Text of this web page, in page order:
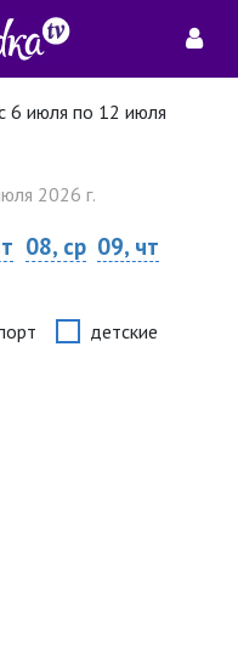
6 июля по 12 июля
2026 г.
08, ср 09, чт
детские